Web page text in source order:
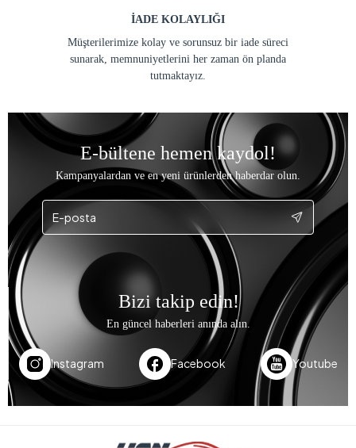
İADE KOLAYLIĞI
Müşterilerimize kolay ve sorunsuz bir iade süreci
sunarak, memnuniyetlerini her zaman ön planda
tutmaktayız.
E-bültene hemen kaydol!
Kampanyalardan ve en yeni ürünlerden haberdar olun.
Bizi takip edin!
En güncel haberleri anında alın.
Instagram Facebook Youtube